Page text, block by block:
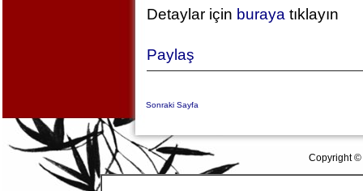
Detaylar için buraya tıklayın
Paylaş
Sonraki Sayfa
Copyright ©